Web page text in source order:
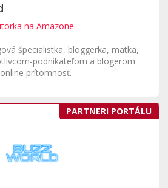
na Amazone
špecialistka, bloggerka, matka,
podnikateľom a blogerom
prítomnosť.
PARTNERI PORTÁLU